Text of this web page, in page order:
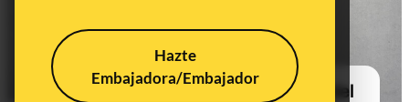
Hazte
Embajadora/Embajador
¿En qué se diferencian los sustos del